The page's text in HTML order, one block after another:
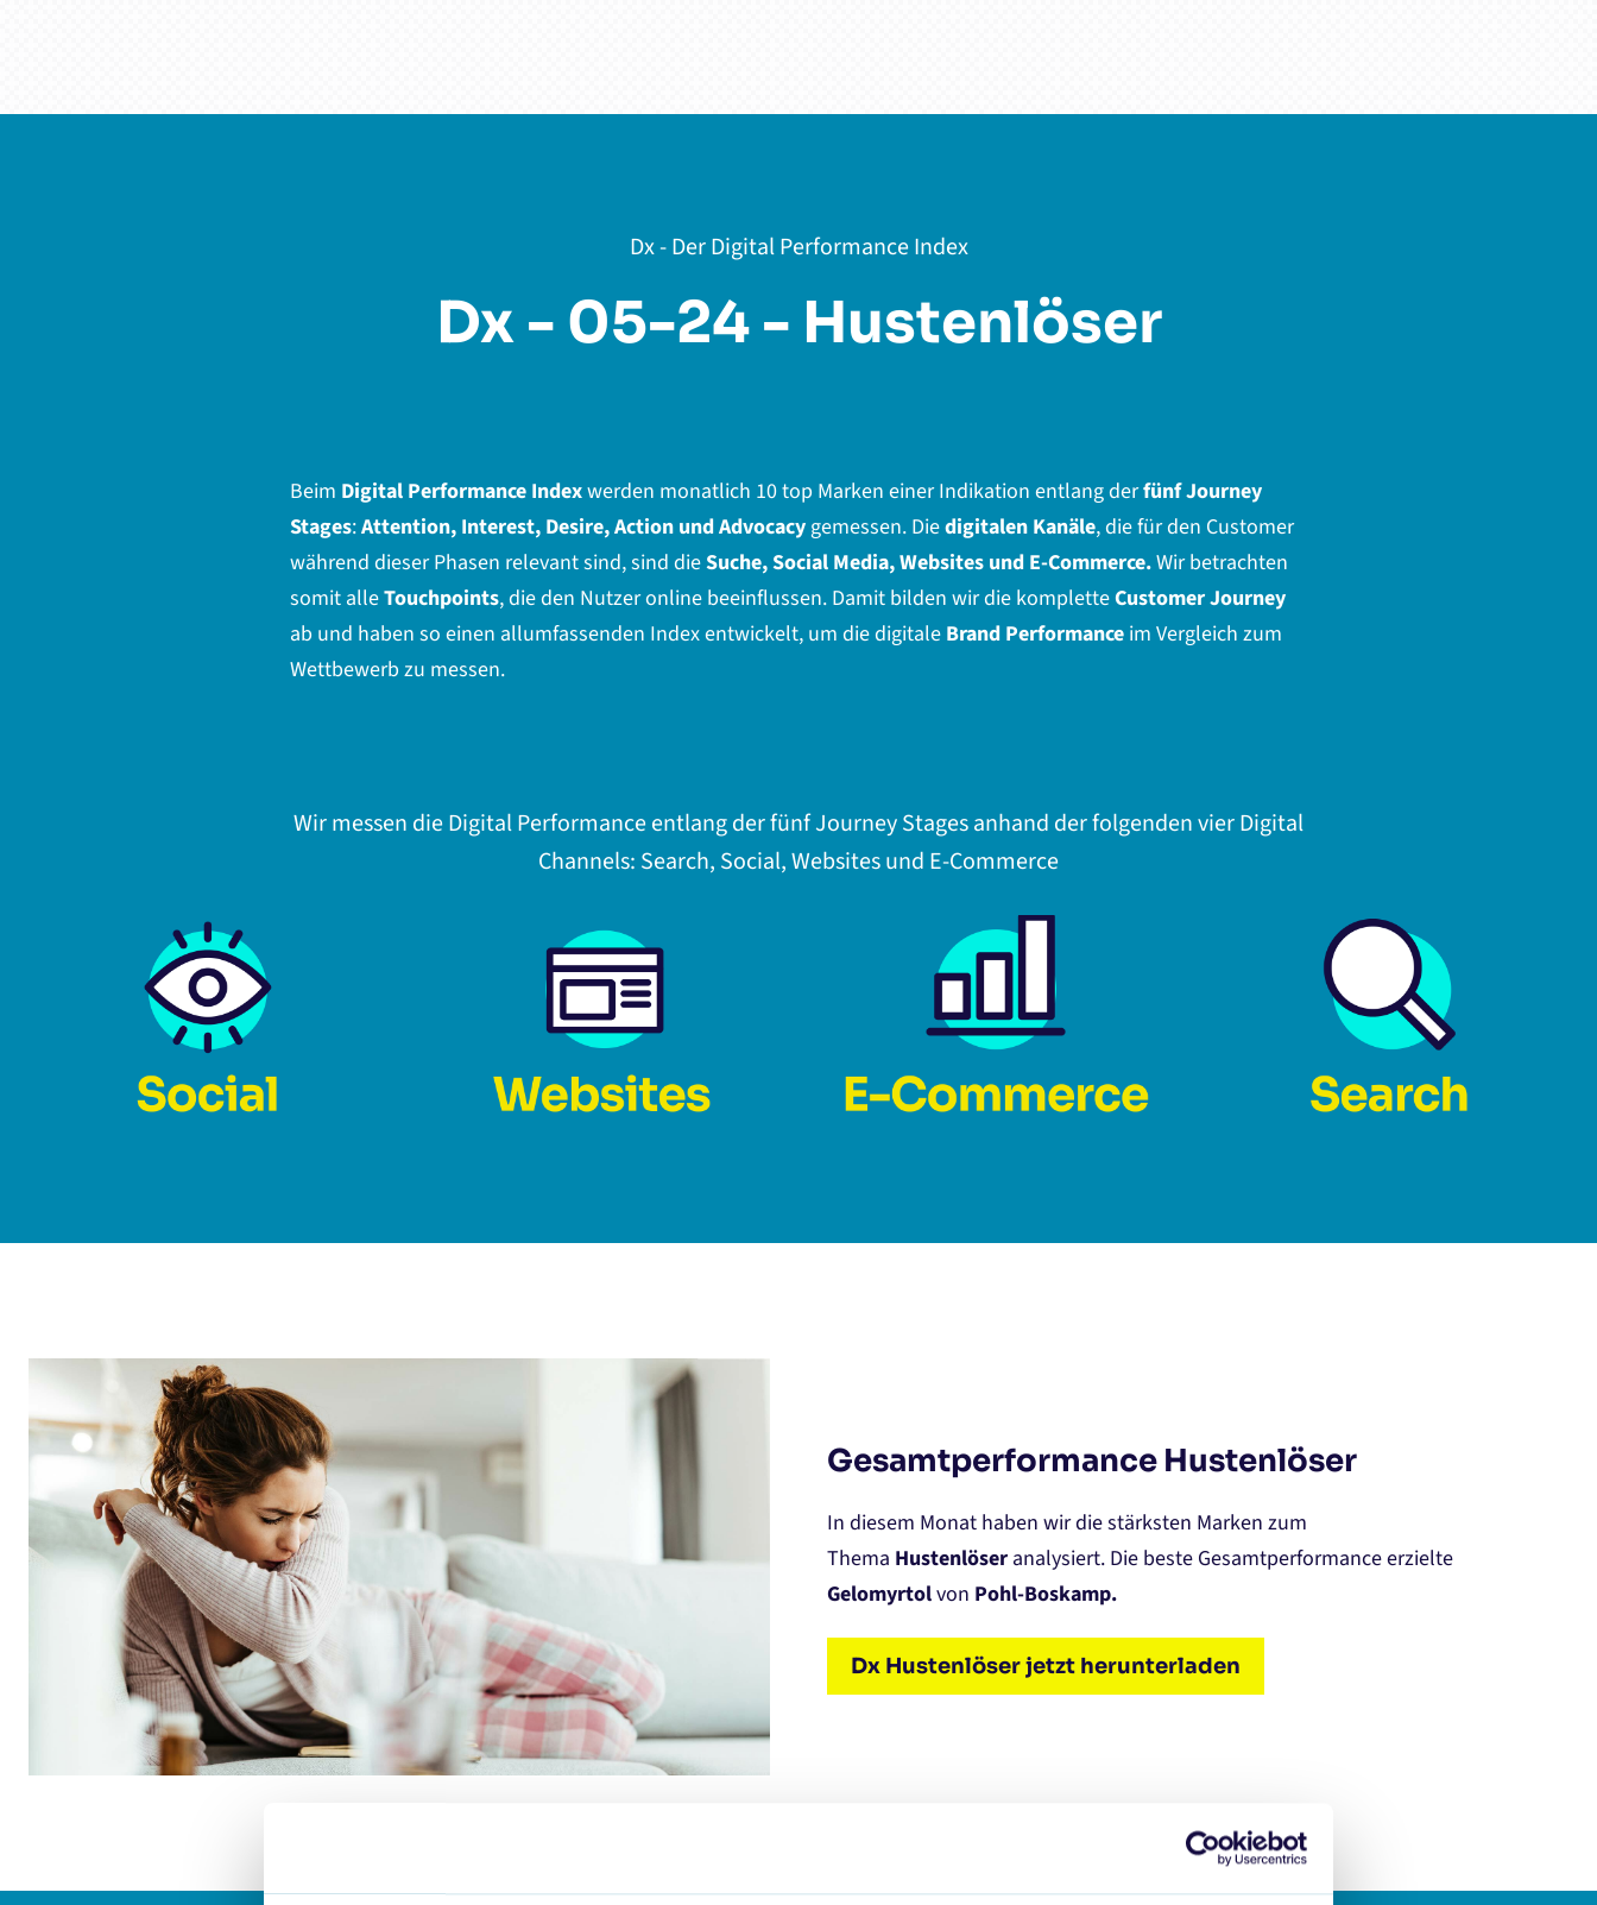
Dx - Der Digital Performance Index
Dx - 05-24 - Hustenlöser
Beim Digital Performance Indexwerden monatlich 10 top Marken einer Indikation entlang derfünf Journey
Stages:Attention, Interest, Desire, Action und Advocacygemessen. Diedigitalen Kanäle, die für den Customer
während dieser Phasen relevant sind, sind dieSuche, Social Media, Websites und E-Commerce.Wir betrachten
somit alleTouchpoints, die den Nutzer online beeinflussen. Damit bilden wir die kompletteCustomer Journey
ab und haben so einen allumfassenden Index entwickelt, um die digitale Brand Performance im Vergleich zum
Wettbewerb zu messen.
Wir messen die Digital Performance entlang der fünf Journey Stages anhand der folgenden vier Digital
Channels: Search, Social, Websites und E-Commerce
Gesamtperformance Hustenlöser
In diesem Monat haben wir die stärksten Marken zum
Thema Hustenlöser analysiert. Die beste Gesamtperformance erzielte
Gelomyrtolvon Pohl-Boskamp.
Dx Hustenlöser jetzt herunterladen